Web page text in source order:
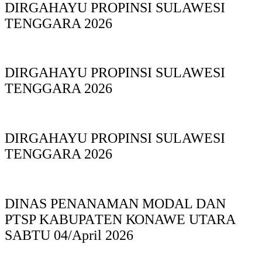
DIRGAHAYU PROPINSI SULAWESI
TENGGARA 2026
DIRGAHAYU PROPINSI SULAWESI
TENGGARA 2026
DIRGAHAYU PROPINSI SULAWESI
TENGGARA 2026
DINAS PΕΝΑΝΑΜAN MODAL DAN
PTSP KABUPAΤΕΝ ΚΟNAWE UTARA
SABTU 04/April 2026